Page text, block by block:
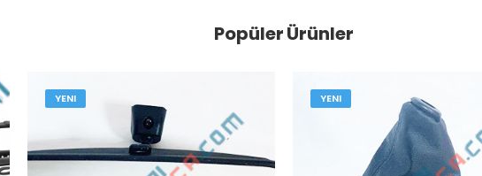
Popüler Ürünler
YENI YENI